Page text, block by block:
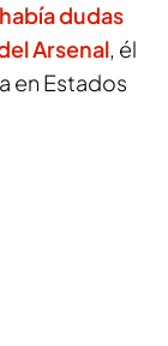
había dudas
Arsenal, él
en Estados